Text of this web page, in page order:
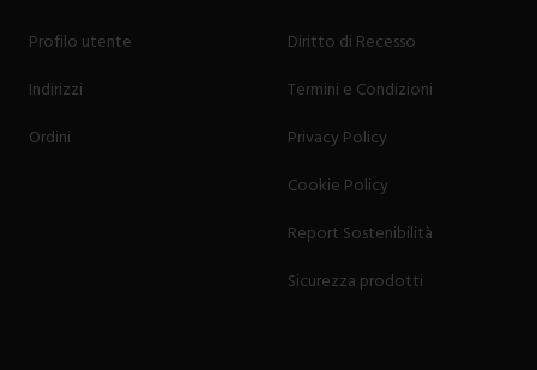
Profilo utente
Indirizzi
Ordini
Diritto di Recesso
Termini e Condizioni
Privacy Policy
Cookie Policy
Report Sostenibilità
Sicurezza prodotti